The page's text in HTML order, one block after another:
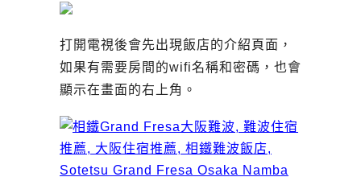
打開電視後會先出現飯店的介紹頁面，
如果有需要房間的wifi名稱和密碼，也會
顯示在畫面的右上角。